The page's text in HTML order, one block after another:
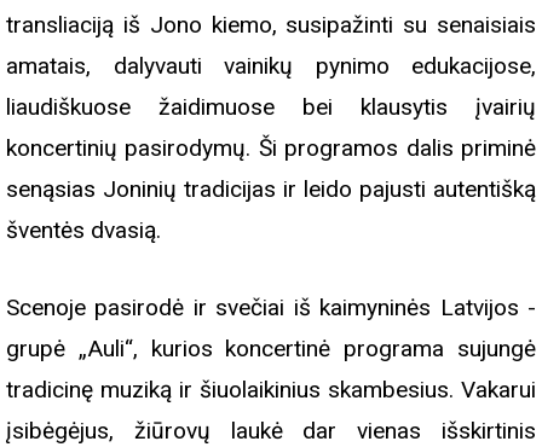
transliaciją iš Jono kiemo, susipažinti su senaisiais
amatais, dalyvauti vainikų pynimo edukacijose,
liaudiškuose žaidimuose bei klausytis įvairių
koncertinių pasirodymų. Ši programos dalis priminė
senąsias Joninių tradicijas ir leido pajusti autentišką
šventės dvasią.
Scenoje pasirodė ir svečiai iš kaimyninės Latvijos -
grupė „Auli“, kurios koncertinė programa sujungė
tradicinę muziką ir šiuolaikinius skambesius. Vakarui
įsibėgėjus, žiūrovų laukė dar vienas išskirtinis